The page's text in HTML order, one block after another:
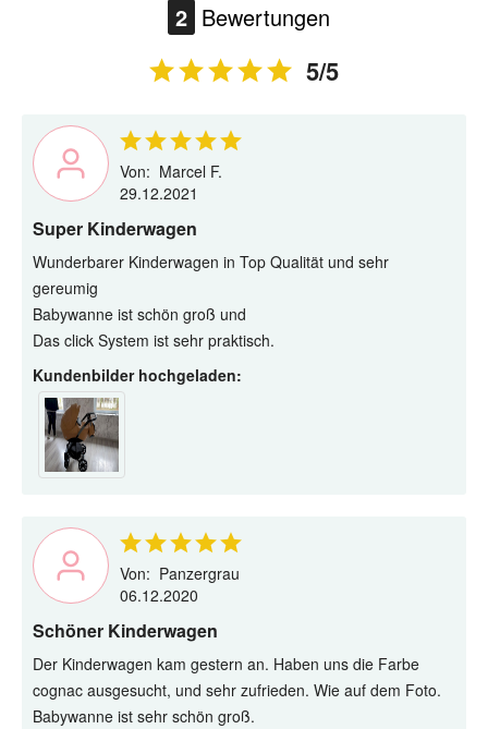
2 Bewertungen
5/5
Von: Marcel F.
29.12.2021
Super Kinderwagen
Wunderbarer Kinderwagen in Top Qualität und sehr
gereumig
Babywanne ist schön groß und
Das click System ist sehr praktisch.
Kundenbilder hochgeladen:
Von: Panzergrau
06.12.2020
Schöner Kinderwagen
Der Kinderwagen kam gestern an. Haben uns die Farbe
cognac ausgesucht, und sehr zufrieden. Wie auf dem Foto.
Babywanne ist sehr schön groß.